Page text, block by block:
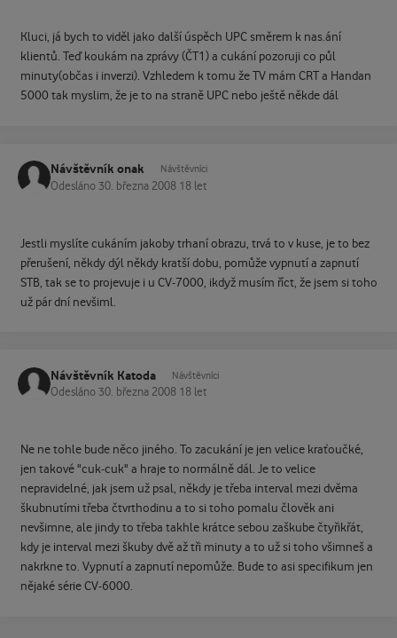
Kluci, já bych to viděl jako další úspěch UPC směrem k nas.ání
klientů. Teď koukám na zprávy (ČT1) a cukání pozoruji co půl
minuty(občas i inverzi). Vzhledem k tomu že TV mám CRT a Handan
5000 tak myslim, že je to na straně UPC nebo ještě někde dál
Návštěvník onak Návštěvníci
Odesláno 30. března 2008 18 let
Jestli myslíte cukáním jakoby trhaní obrazu, trvá to v kuse, je to bez
přerušení, někdy dýl někdy kratší dobu, pomůže vypnutí a zapnutí
STB, tak se to projevuje i u CV-7000, ikdyž musím říct, že jsem si toho
už pár dní nevšiml.
Návštěvník Katoda Návštěvníci
Odesláno 30. března 2008 18 let
Ne ne tohle bude něco jiného. To zacukání je jen velice kraťoučké,
jen takové "cuk-cuk" a hraje to normálně dál. Je to velice
nepravidelné, jak jsem už psal, někdy je třeba interval mezi dvěma
škubnutími třeba čtvrthodinu a to si toho pomalu člověk ani
nevšimne, ale jindy to třeba takhle krátce sebou zaškube čtyřikřát,
kdy je interval mezi škuby dvě až tři minuty a to už si toho všimneš a
nakrkne to. Vypnutí a zapnutí nepomůže. Bude to asi specifikum jen
nějaké série CV-6000.